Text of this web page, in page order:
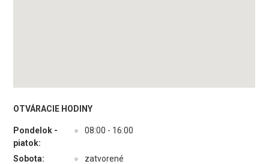
OTVÁRACIE HODINY
Pondelok -
piatok:
● 08:00 - 16:00
Sobota: ●
zatvorené